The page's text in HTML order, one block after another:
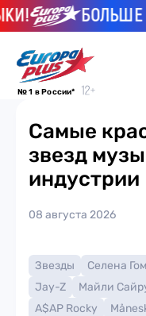
БОЛЬШЕ
№ 1 в России*
Самые
звезд
индустрии
08 августа 2026
Звезды Селена
Jay-Z
Майли
A$AP Rocky